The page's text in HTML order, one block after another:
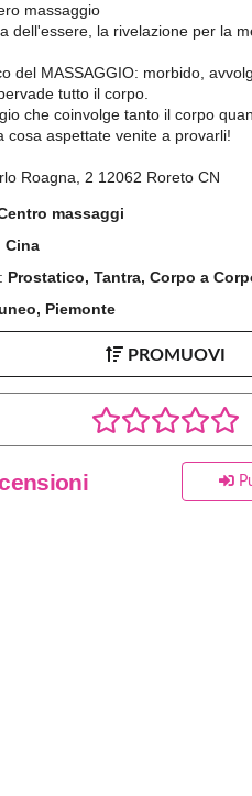
massaggio
dell'essere, la rivelazione per la
del MASSAGGIO: morbido,
tutto il corpo.
che coinvolge tanto il corpo
cosa aspettate venite a provarli!
Roagna, 2 12062 Roreto CN
massaggi
Cina
Prostatico, Tantra, Corpo a
Piemonte
PROMUOVI